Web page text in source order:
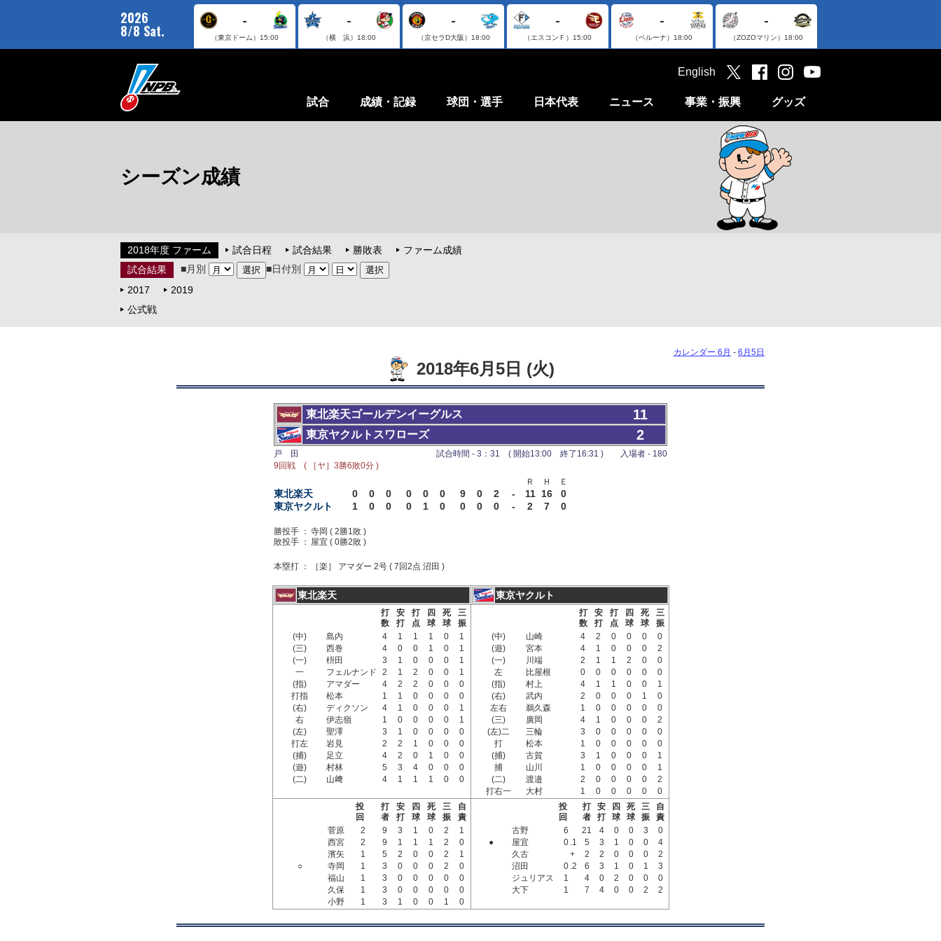
2026
8/8 Sat.
-
（東京ドーム） 15:00
-
（横 浜） 18:00
-
（京セラD大阪） 18:00
-
（エスコンＦ） 15:00
-
（ベルーナ） 18:00
-
（ZOZOマリン） 18:00
試合 成績・記録 球団・選手 日本代表 ニュース 事業・振興 グッズ
English
シーズン成績
2018年度 ファーム 試合日程 試合結果 勝敗表
ファーム成績
試合結果
■月別
■日付別
2017
2019
公式戦
カレンダー 6月 - 6月5日
2018年6月5日 (火)
東北楽天ゴールデンイーグルス 11
東京ヤクルトスワローズ 2
戸 田
試合時間 - 3：31 ( 開始13:00 終了16:31 ) 入場者 - 180
9回戦 ( ［ヤ］3勝6敗0分 )
Ｒ
Ｈ Ｅ
東北楽天 0 0 0 0 0 0 9 0 2 - 11 16
0
東京ヤクルト
1 0 0 0 1 0 0 0 0 - 2 7 0
勝投手 ： 寺岡 ( 2勝1敗 )
敗投手 ： 屋宜 ( 0勝2敗 )
本塁打 ： ［楽］ アマダー 2号 ( 7回2点 沼田 )
東北楽天 東京ヤクルト
打
数
安
打
打
点
四
球
死
球
三
振
(中)
島内 4 1 1 1 0
1
(三)
西巻 4 0 0 1 0
1
(一)
枡田 3 1 0 0 0
1
一
フェルナンド 2 1 2 0 0
1
(指)
アマダー 4 2 2 0 0
0
打指
松本 1 1 0 0 0
0
(右)
ディクソン 4 1 0 0 0
1
右
伊志嶺 1 0 0 0 0
1
(左)
聖澤 3 1 0 0 0
0
打左
岩見 2 2 1 0 0
0
(捕)
足立 4 2 0 1 0
0
(遊)
村林 5 3 4 0 0
0
(二)
山﨑 4 1 1 1 0 0
打
数
安
打
打
点
四
球
死
球
三
振
(中)
山崎 4 2 0 0 0
0
(遊)
宮本 4 1 0 0 0
2
(一)
川端 2 1 1 2 0
0
左
比屋根 0 0 0 0 0
0
(指)
村上 4 1 1 0 0
1
(右)
武内 2 0 0 0 1
0
左右
鵜久森 1 0 0 0 0
0
(三)
廣岡 4 1 0 0 0
2
(左)二
三輪 3 0 0 0 0
0
打
松本 1 0 0 0 0
0
(捕)
古賀 3 1 0 0 0
1
捕
山川 1 0 0 0 0
1
(二)
渡邉 2 0 0 0 0
2
打右一
大村 1 0 0 0 0
0
投
回
打
者
安
打
四
球
死
球
三
振
自
責
菅原
2 9 3 1 0 2
1
西宮
2 9 1 1 1 2
0
濱矢
1 5 2 0 0 2
1
○
寺岡 1 3 0 0 0 2
0
福山
1 3 0 0 0 0
0
久保
1 3 0 0 0 0
0
小野
1 3 1 0 0 1 0
投
回
打
者
安
打
四
球
死
球
三
振
自
責
古野
6 21 4 0 0 3
0
●
屋宜 0 .1 5 3 1 0 0
4
久古
+ 2 2 0 0 0
2
沼田
0 .2 6 3 1 0 1
3
ジュリアス
1 4 0 2 0 0
0
大下
1 7 4 0 0 2 2